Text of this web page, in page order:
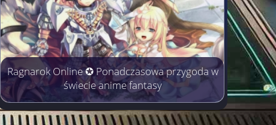
Ragnarok Online ✪ Ponadczasowa przygoda w
świecie anime fantasy